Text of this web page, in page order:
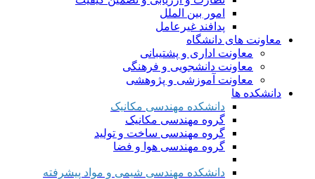
امور بین الملل
پدافند غیرعامل
معاونت های دانشگاه
معاونت اداری و پشتیبانی
معاونت دانشجویی و فرهنگی
معاونت آموزشی و پژوهشی
دانشکده ها
دانشکده مهندسی مکانیک
گروه مهندسی مکانیک
گروه مهندسی ساخت و تولید
گروه مهندسی هوا و فضا
دانشکده مهندسی شیمی و مواد پیشرفته